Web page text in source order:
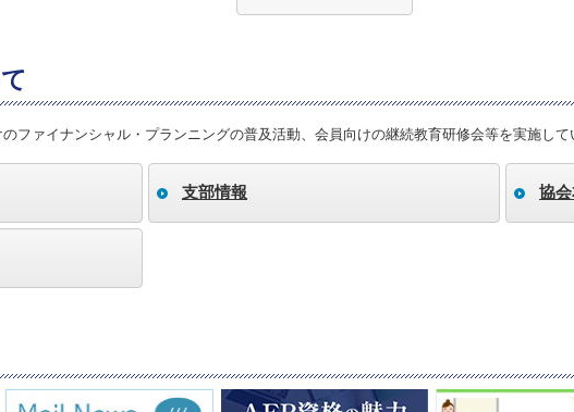
ファイナンシャル・プランニングの普及活動、会員向けの継続教育研修会等を実施して
支部情報 協